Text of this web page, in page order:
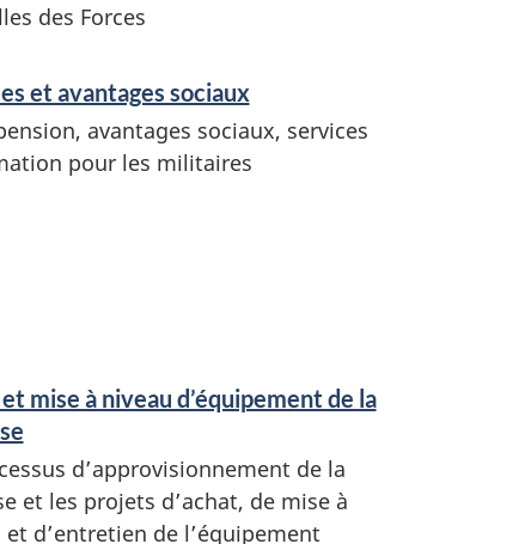
des Forces
et avantages sociaux
avantages sociaux, services
pour les militaires
mise à niveau d’équipement de la
d’approvisionnement de la
et les projets d’achat, de mise à
et d’entretien de l’équipement